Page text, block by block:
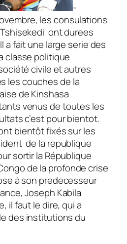
-
les consulations
ont durees
a fait une large serie des
classe politique
civile et autres
les couches de la
de Kinshasa
venus de toutes les
c’est pour bientot.
bientôt fixés sur les
de la republique
sortir la République
de la profonde crise
à son predecesseur
Joseph Kabila
il faut le dire, qui a
des institutions du